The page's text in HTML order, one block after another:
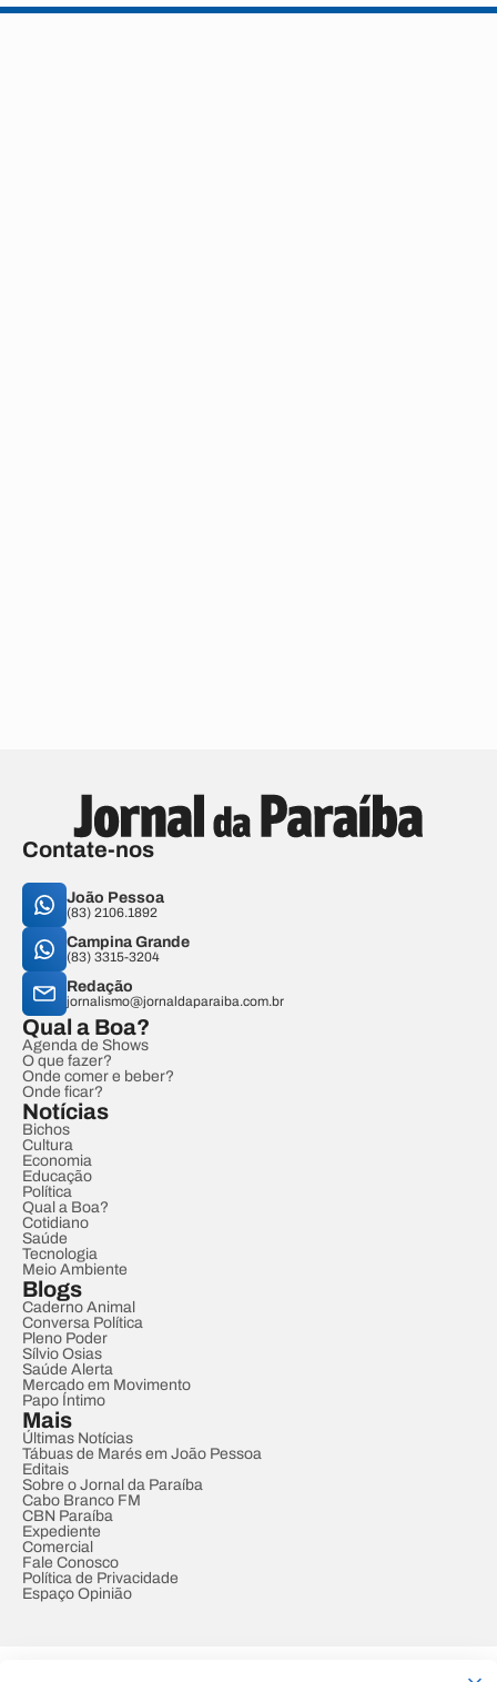
Contate-nos
João Pessoa
(83) 2106.1892
Campina Grande
(83) 3315-3204
Redação
jornalismo@jornaldaparaiba.com.br
Qual a Boa?
Agenda de Shows
O que fazer?
Onde comer e beber?
Onde ficar?
Notícias
Bichos
Cultura
Economia
Educação
Política
Qual a Boa?
Cotidiano
Saúde
Tecnologia
Meio Ambiente
Blogs
Caderno Animal
Conversa Política
Pleno Poder
Sílvio Osias
Saúde Alerta
Mercado em Movimento
Papo Íntimo
Mais
Últimas Notícias
Tábuas de Marés em João Pessoa
Editais
Sobre o Jornal da Paraíba
Cabo Branco FM
CBN Paraíba
Expediente
Comercial
Fale Conosco
Política de Privacidade
Espaço Opinião